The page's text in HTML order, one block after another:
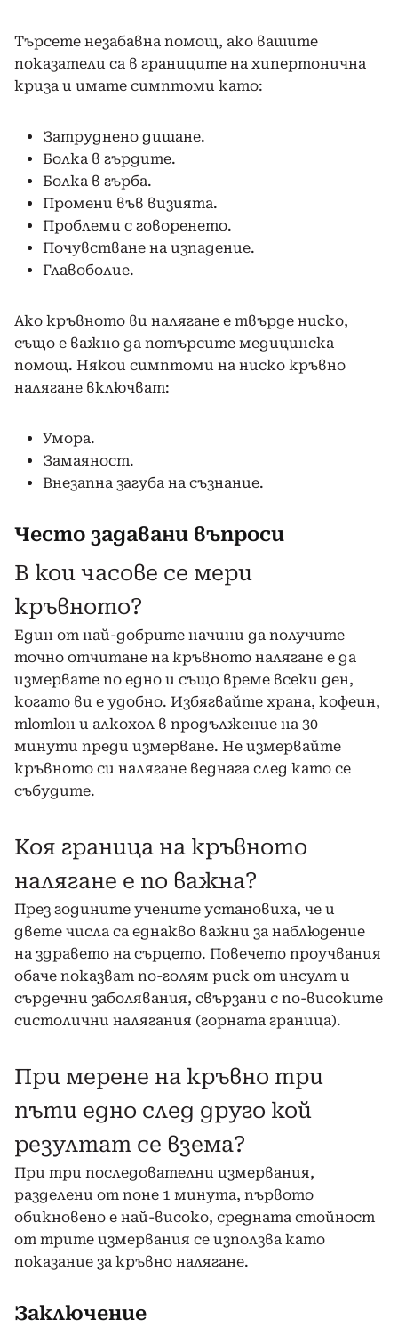
Търсете незабавна помощ, ако вашите
показатели са в границите на хипертонична
криза и имате симптоми като:
Затруднено дишане.
Болка в гърдите.
Болка в гърба.
Промени във визията.
Проблеми с говоренето.
Почувстване на изпадение.
Главоболие.
Ако кръвното ви налягане е твърде ниско,
също е важно да потърсите медицинска
помощ. Някои симптоми на ниско кръвно
налягане включват:
Умора.
Замаяност.
Внезапна загуба на съзнание.
Често задавани въпроси
В кои часове се мери
кръвното?
Един от най-добрите начини да получите
точно отчитане на кръвното налягане е да
измервате по едно и също време всеки ден,
когато ви е удобно. Избягвайте храна, кофеин,
тютюн и алкохол в продължение на 30
минути преди измерване. Не измервайте
кръвното си налягане веднага след като се
събудите.
Коя граница на кръвното
налягане е по важна?
През годините учените установиха, че и
двете числа са еднакво важни за наблюдение
на здравето на сърцето. Повечето проучвания
обаче показват по-голям риск от инсулт и
сърдечни заболявания, свързани с по-високите
систолични налягания (горната граница).
При мерене на кръвно три
пъти едно след друго кой
резултат се взема?
При три последователни измервания,
разделени от поне 1 минута, първото
обикновено е най-високо, средната стойност
от трите измервания се използва като
показание за кръвно налягане.
Заключение